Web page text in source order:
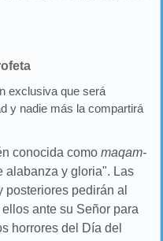
exclusiva que será
y nadie más la compartirá
conocida como maqam-
alabanza y gloria". Las
pedirán al
ante su Señor para
horrores del Día del